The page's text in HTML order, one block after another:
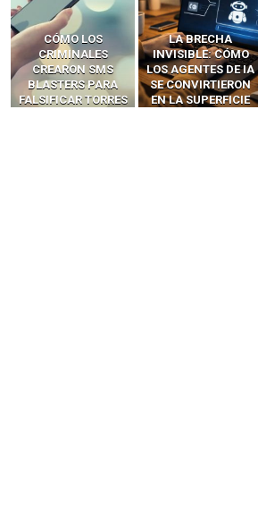
LA BRECHA
INVISIBLE: CÓMO
LOS AGENTES DE IA
SE CONVIRTIERON
EN LA SUPERFICIE
OLVIDA
METASPLOIT: CÓMO
PREDATOR HACKEA
CUALQUIER MÓVIL
CON ATAQUES